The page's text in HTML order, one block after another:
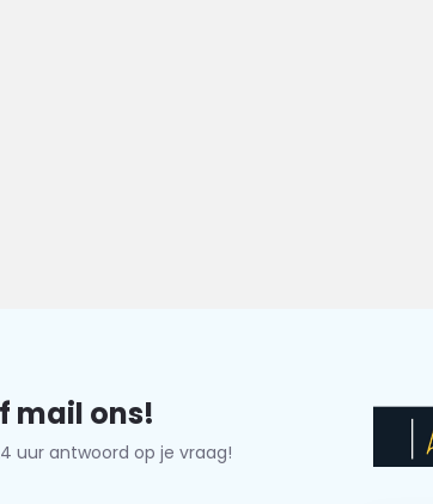
mail ons!
uur antwoord op je vraag!